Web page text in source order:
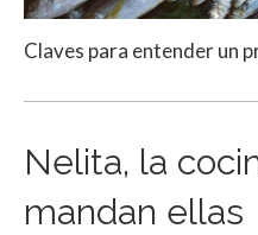
Claves para entender un
Nelita, la
mandan ellas